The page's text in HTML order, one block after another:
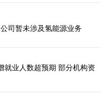
司暂未涉及氢能源业务
就业人数超预期 部分机构资